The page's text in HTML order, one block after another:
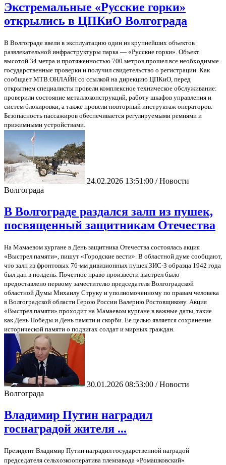
Экстремальные «Русские горки»
открылись в ЦПКиО Волгограда
В Волгограде ввели в эксплуатацию один из крупнейших объектов
развлекательной инфраструктуры парка — «Русские горки». Объект
высотой 34 метра и протяженностью 700 метров прошел все необходимые
государственные проверки и получил свидетельство о регистрации. Как
сообщает МТВ.ОНЛАЙН со ссылкой на дирекцию ЦПКиО, перед
открытием специалисты провели комплексное техническое обслуживание:
проверили состояние металлоконструкций, работу шкафов управления и
систем блокировки, а также провели повторный инструктаж операторов.
Безопасность пассажиров обеспечивается регулируемыми ремнями и
прижимными устройствами.
24.02.2026 13:51:00 / Новости
Волгограда
В Волгограде раздался залп из пушек,
посвященный защитникам Отечества
На Мамаевом кургане в День защитника Отечества состоялась акция
«Выстрел памяти», пишут «Городские вести». В областной думе сообщают,
что залп из фронтовых 76-мм дивизионных пушек ЗИС-3 образца 1942 года
был дан в полдень. Почетное право произвести выстрел было
предоставлено первому заместителю председателя Волгоградской
областной Думы Михаилу Струку и уполномоченному по правам человека
в Волгоградской области Герою России Валерию Ростовщикову. Акция
«Выстрел памяти» проходит на Мамаевом кургане в важные даты, такие
как День Победы и День памяти и скорби. Ее целью является сохранение
исторической памяти о подвигах солдат и мирных граждан.
30.01.2026 08:53:00 / Новости
Волгограда
Владимир Путин наградил
госнаградой жителя ...
Президент Владимир Путин наградил государственной наградой
председателя сельхозкооператива племзавода «Ромашковский»